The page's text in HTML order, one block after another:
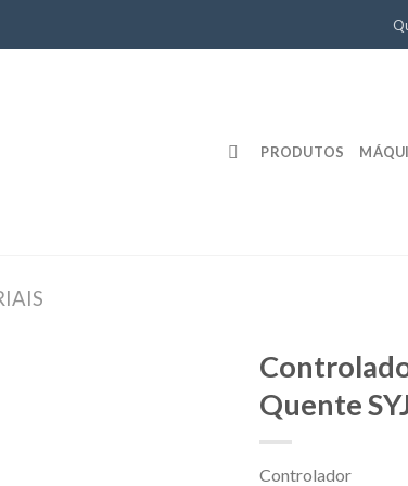
PRODUTOS
Quente
Controlador